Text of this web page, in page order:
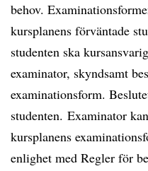
behov.
kursplanens förväntade
studenten ska
examinator, skyndsamt
examinationsform.
studenten. Examinator
kursplanens
enlighet med Regler för